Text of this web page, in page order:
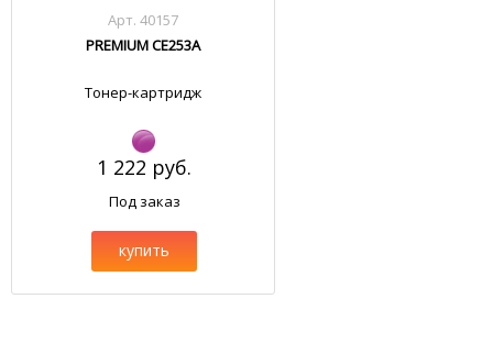
Арт. 40157
PREMIUM CE253A
Тонер-картридж
1 222 руб.
Под заказ
купить